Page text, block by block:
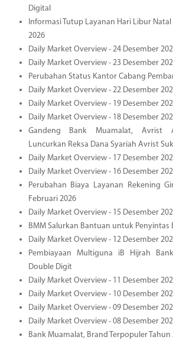
Digital
Informasi Tutup Layanan Hari Libur
2026
Daily Market Overview - 24 Desember
Daily Market Overview - 23 Desember
Perubahan Status Kantor Cabang
Daily Market Overview - 22 Desember
Daily Market Overview - 19 Desember
Daily Market Overview - 18 Desember
Gandeng Bank Muamalat, Avrist
Luncurkan Reksa Dana Syariah Avrist
Daily Market Overview - 17 Desember
Daily Market Overview - 16 Desember
Perubahan Biaya Layanan Rekening
Februari 2026
Daily Market Overview - 15 Desember
BMM Salurkan Bantuan untuk Penyintas
Daily Market Overview - 12 Desember
Pembiayaan Multiguna iB Hijrah
Double Digit
Daily Market Overview - 11 Desember
Daily Market Overview - 10 Desember
Daily Market Overview - 09 Desember
Daily Market Overview - 08 Desember
Bank Muamalat, Brand Terpopuler Tahun